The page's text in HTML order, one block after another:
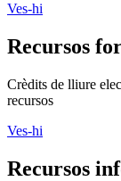
Ves-hi
Recursos
Crèdits de lliure
recursos
Ves-hi
Recursos